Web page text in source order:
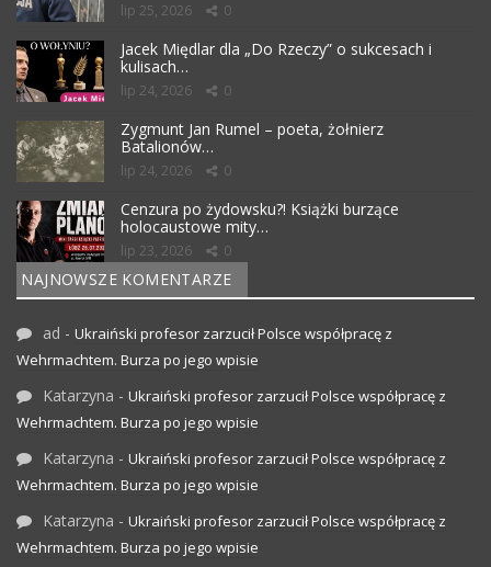
lip 25, 2026 0
Jacek Międlar dla „Do Rzeczy” o sukcesach i
kulisach…
lip 24, 2026 0
Zygmunt Jan Rumel – poeta, żołnierz
Batalionów…
lip 24, 2026 0
Cenzura po żydowsku?! Książki burzące
holocaustowe mity…
lip 23, 2026 0
NAJNOWSZE KOMENTARZE
ad - Ukraiński profesor zarzucił Polsce współpracę z
Wehrmachtem. Burza po jego wpisie
Katarzyna - Ukraiński profesor zarzucił Polsce współpracę z
Wehrmachtem. Burza po jego wpisie
Katarzyna - Ukraiński profesor zarzucił Polsce współpracę z
Wehrmachtem. Burza po jego wpisie
Katarzyna - Ukraiński profesor zarzucił Polsce współpracę z
Wehrmachtem. Burza po jego wpisie